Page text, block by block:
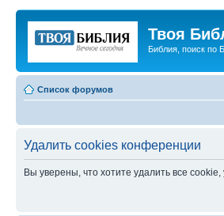
Твоя
Библия, поиск по
Список форумов
Удалить cookies конференции
Вы уверены, что хотите удалить все